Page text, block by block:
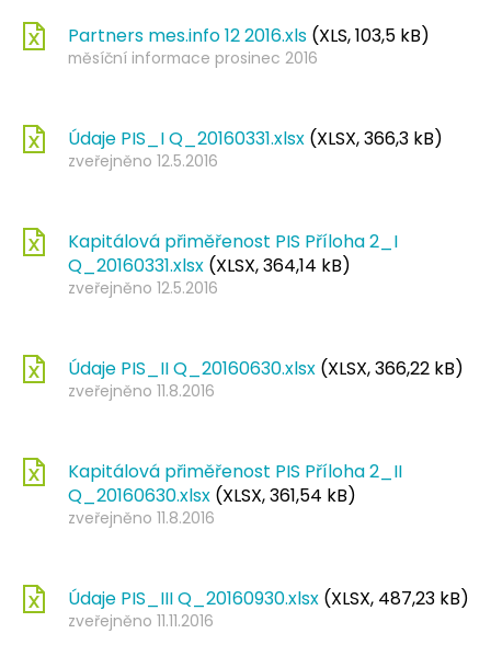
Partners mes.info 12 2016.xls (XLS, 103,5 kB)
měsíční informace prosinec 2016
Údaje PIS_I Q_20160331.xlsx (XLSX, 366,3 kB)
zveřejněno 12.5.2016
Kapitálová přiměřenost PIS Příloha 2_I
Q_20160331.xlsx (XLSX, 364,14 kB)
zveřejněno 12.5.2016
Údaje PIS_II Q_20160630.xlsx (XLSX, 366,22 kB)
zveřejněno 11.8.2016
Kapitálová přiměřenost PIS Příloha 2_II
Q_20160630.xlsx (XLSX, 361,54 kB)
zveřejněno 11.8.2016
Údaje PIS_III Q_20160930.xlsx (XLSX, 487,23 kB)
zveřejněno 11.11.2016